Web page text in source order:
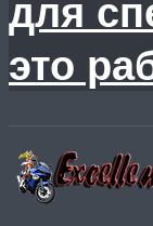
для
это